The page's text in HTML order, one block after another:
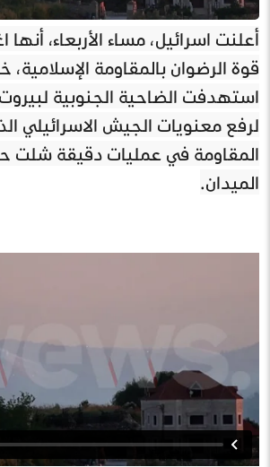
أعلنت اسرائيل، مساء الأربعاء، أنها
قوة الرضوان بالمقاومة الإسلامية،
استهدفت الضاحية الجنوبية
لرفع معنويات الجيش الاسرائيلي
المقاومة في عمليات دقيقة شلت
الميدان.